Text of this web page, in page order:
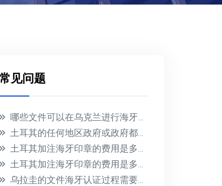
见问题
哪些文件可以在乌克兰进行海牙认证？
土耳其的任何地区政府或政府都不会为在国外收到的文件提供海牙认证
土耳其加注海牙印章的费用是多少？
土耳其加注海牙印章的费用是多少？
乌拉圭的文件海牙认证过程需要多长时间？此过程的相关费用是多少？